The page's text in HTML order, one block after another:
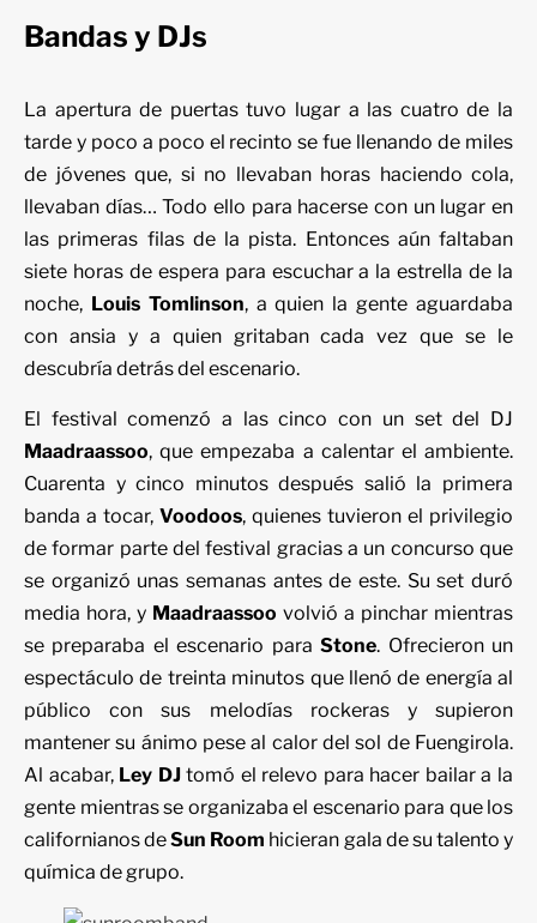
Bandas y DJs
La apertura de puertastuvo lugar a las cuatro de la
tarde y poco a poco el recinto se fue llenando de miles
de jóvenes que, si no llevaban horas haciendo cola,
llevaban días… Todo ello para hacerse con un lugar en
las primeras filas de la pista. Entonces aún faltaban
siete horas de espera para escuchar a la estrella de la
noche, Louis Tomlinson, a quien la gente aguardaba
con ansia y a quien gritaban cada vez que se le
descubría detrás del escenario.
El festival comenzó a las cinco con un set del DJ
Maadraassoo, que empezaba a calentar el ambiente.
Cuarenta y cinco minutos después salió la primera
banda a tocar, Voodoos, quienes tuvieron el privilegio
de formar parte del festival gracias a un concurso que
se organizó unas semanas antes de este. Su set duró
media hora, y Maadraassoo volvió a pinchar mientras
se preparaba el escenario paraStone. Ofrecieron un
espectáculo de treinta minutos que llenó de energía al
público con sus melodías rockeras y supieron
mantener su ánimo pese al calor del sol de Fuengirola.
Al acabar, Ley DJtomó el relevo para hacer bailar a la
gente mientras se organizaba el escenario para que los
californianos deSun Room hicieran gala de su talento y
química de grupo.